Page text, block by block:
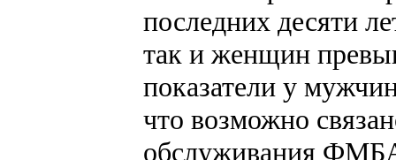
последних десяти
так и женщин
показатели у
что возможно
обслуживания